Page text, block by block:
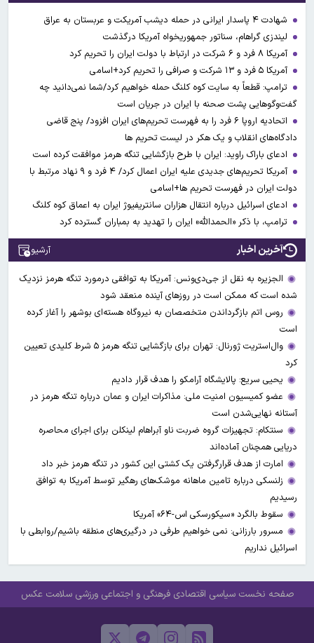
شهادت ۴ پاسدار ایرانی در حمله دیشب آمریکت و عربستان به عراق
لیندزی گراهام، سناتور جمهوریخواه آمریکا درگذشت
آمریکا ۸ فرد و ۶ شرکت در ارتباط با دولت ایران را تحریم کرد
آمریکا ۵ فرد و ۱۳ شرکت و صرافی را تحریم کرد+اسامی
ترامپ: قطعاً به سایت کوه کلنگ حمله خواهیم کرد/شما نمی‌دانید چه
گفت‌وگوهایی پشت صحنه با ایران در جریان است
اتحادیه اروپا ۶ فرد را به فهرست تحریم‌های ایران افزود/ پنج قاضی
دادگاه‌های انقلاب و یک هکر در لیست تحریم ها
ادعای باراک راوید: ایران با طرح بازگشایی تنگه هرمز موافقت کرده است
آمریکا تحریم‌های جدیدی علیه ایران اعمال کرد/ ۴ فرد و ۹ نهاد مرتبط با
دولت ایران در فهرست تحریم ها+اسامی
ادعای اسرائیل درباره انتقال هزاران سانتریفیوژ ایران به اعماق کوه کلنگ
ترامپ، با ذکر «الحمدالله» ایران را تهدید به بمباران گسترده کرد
آخرین اخبار آرشیو
الجزیره به نقل از جی‌دی‌ونس: آمریکا به توافقی درمورد تنگه هرمز نزدیک
شده است که ممکن است در روزهای آینده منعقد شود
روس اتم بازگرداندن متخصصان به نیروگاه هسته‌ای بوشهر را آغاز کرده
است
وال‌استریت ژورنال: تهران برای بازگشایی تنگه هرمز ۵ شرط کلیدی تعیین
کرد
یحیی سریع: پالایشگاه آرامکو را هدف قرار دادیم
عضو کمیسیون امنیت ملی: مذاکرات ایران و عمان درباره تنگه هرمز در
آستانه نهایی‌شدن است
سنتکام: تجهیزات گروه ضربت ناو آبراهام لینکلن برای اجرای محاصره
دریایی همچنان آماده‌اند
امارت از هدف قرارگرفتن یک کشتی این کشور در تنگه هرمز خبر داد
زلنسکی درباره تامین ماهانه موشک‌های رهگیر توسط آمریکا به توافق
رسیدیم
سقوط بالگرد «سیکورسکی اس-۶۴» آمریکا
مسرور بارزانی: نمی خواهیم طرفی در درگیری‌های منطقه باشیم/روابطی با
اسرائیل نداریم
صفحه نخست سیاسی اقتصادی فرهنگی و اجتماعی ورزشی سلامت عکس